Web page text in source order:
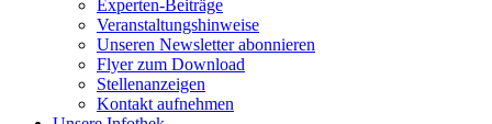
Experten-Beiträge
Veranstaltungshinweise
Unseren Newsletter abonnieren
Flyer zum Download
Stellenanzeigen
Kontakt aufnehmen